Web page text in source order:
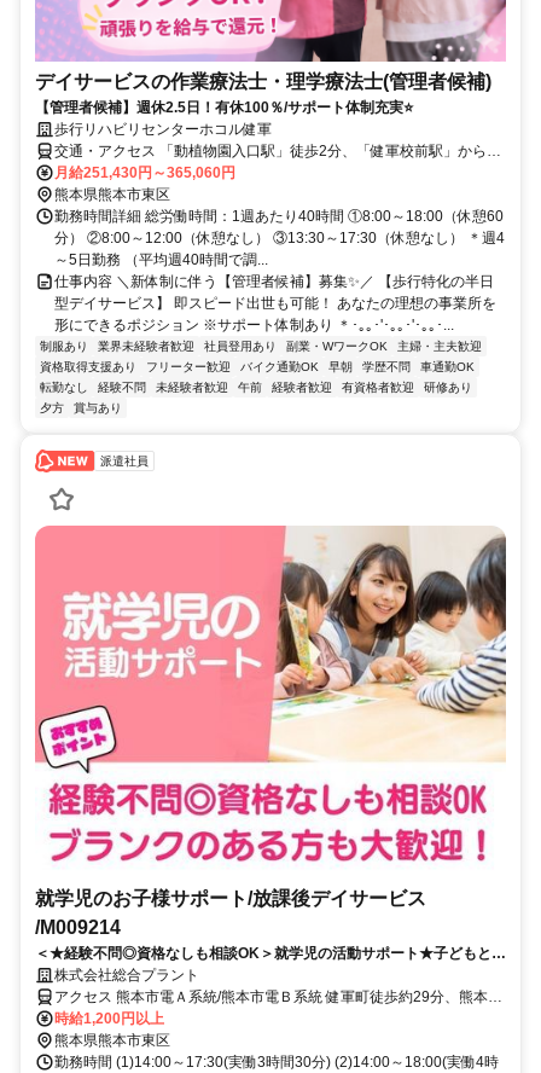
デイサービスの作業療法士・理学療法士(管理者候補)
【管理者候補】週休2.5日！有休100％/サポート体制充実⭐
歩行リハビリセンターホコル健軍
交通・アクセス 「動植物園入口駅」徒歩2分、「健軍校前駅」から徒
歩で3分
月給251,430円～365,060円
熊本県熊本市東区
勤務時間詳細 総労働時間：1週あたり40時間 ①8:00～18:00（休憩60
分） ②8:00～12:00（休憩なし） ③13:30～17:30（休憩なし） ＊週4
～5日勤務 （平均週40時間で調...
仕事内容 ＼新体制に伴う【管理者候補】募集✨／ 【歩行特化の半日
型デイサービス】 即スピード出世も可能！ あなたの理想の事業所を
形にできるポジション ※サポート体制あり ＊･｡｡･'･｡｡･'･｡｡･...
制服あり 業界未経験者歓迎 社員登用あり 副業・WワークOK
主婦・主夫歓迎
資格取得支援あり
フリーター歓迎 バイク通勤OK 早朝 学歴不問
車通勤OK
転勤なし
経験不問 未経験者歓迎 午前 経験者歓迎 有資格者歓迎
研修あり
夕方
賞与あり
派遣社員
就学児のお子様サポート/放課後デイサービス
/M009214
＜★経験不問◎資格なしも相談OK＞就学児の活動サポート★子どもと向
き合えるやさしい職場♪
株式会社総合プラント
アクセス 熊本市電Ａ系統/熊本市電Ｂ系統 健軍町徒歩約29分、熊本市
電Ａ系統 健軍交番前徒歩約30分、熊本市電Ａ系統/熊本市電Ｂ系統 動
植物園入口徒歩約31分 熊本県熊本市東区佐土原１丁目
時給1,200円以上
熊本県熊本市東区
勤務時間 (1)14:00～17:30(実働3時間30分) (2)14:00～18:00(実働4時